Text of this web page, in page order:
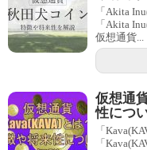
「Akita
「Akita
仮想通貨...
仮想通
性につ
「
「